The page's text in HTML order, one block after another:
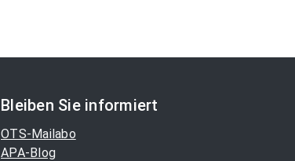
Bleiben Sie informiert
OTS-Mailabo
APA-Blog